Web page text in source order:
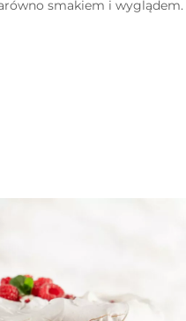
smakiem i wyglądem.